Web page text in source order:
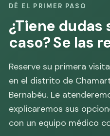
DÉ EL PRIMER PASO
¿Tiene dudas
caso? Se las
Reserve su primera
en el distrito de
Bernabéu. Le
explicaremos sus
con un equipo médico